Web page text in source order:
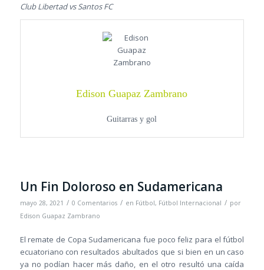
Club Libertad vs Santos FC
Edison Guapaz Zambrano
Guitarras y gol
Un Fin Doloroso en Sudamericana
mayo 28, 2021 / 0 Comentarios / en Fútbol, Fútbol Internacional / por
Edison Guapaz Zambrano
El remate de Copa Sudamericana fue poco feliz para el fútbol
ecuatoriano con resultados abultados que si bien en un caso
ya no podían hacer más daño, en el otro resultó una caída